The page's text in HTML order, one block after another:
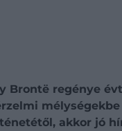
regénye
mélységekbe
akkor jó